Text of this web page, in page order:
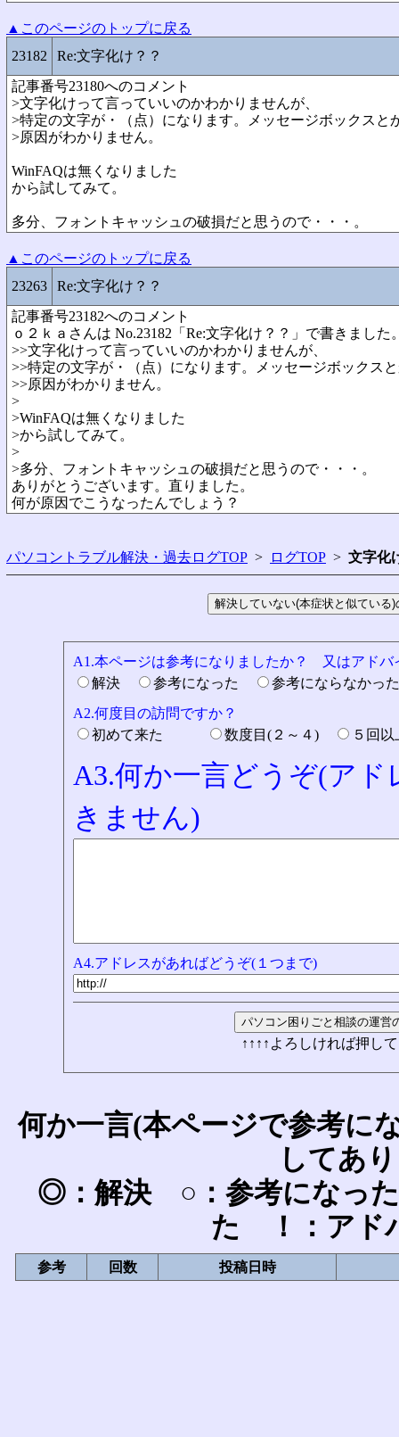
▲このページのトップに戻る
23182
Re:文字化け？？
記事番号23180へのコメント
>文字化けって言っていいのかわかりませんが、
>特定の文字が・（点）になります。メッセージボックスと
>原因がわかりません。
WinFAQは無くなりました
から試してみて。
多分、フォントキャッシュの破損だと思うので・・・。
▲このページのトップに戻る
23263
Re:文字化け？？
記事番号23182へのコメント
ｏ２ｋａさんは No.23182「Re:文字化け？？」で書きました
>>文字化けって言っていいのかわかりませんが、
>>特定の文字が・（点）になります。メッセージボックス
>>原因がわかりません。
>
>WinFAQは無くなりました
>から試してみて。
>
>多分、フォントキャッシュの破損だと思うので・・・。
ありがとうございます。直りました。
何が原因でこうなったんでしょう？
パソコントラブル解決・過去ログTOP > ログTOP > 文字化
A1.本ページは参考になりましたか？ 又はアドバ
解決
参考になった
参考にならなか
A2.何度目の訪問ですか？
初めて来た
数度目(２～４) ５回
A3.何か一言どうぞ(ア
きません)
A4.アドレスがあればどうぞ(１つまで)
↑↑↑↑よろしければ押し
何か一言(本ページで参考に
してあ
◎：解決 ○：参考になっ
た ！：アド
参考 回数 投稿日時